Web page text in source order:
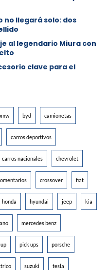
no llegará solo: dos
al legendario Miura con
clave para el
byd camionetas
carros deportivos
carros nacionales chevrolet
crossover fiat
honda hyundai jeep kia
mercedes benz
pick ups porsche
suzuki tesla